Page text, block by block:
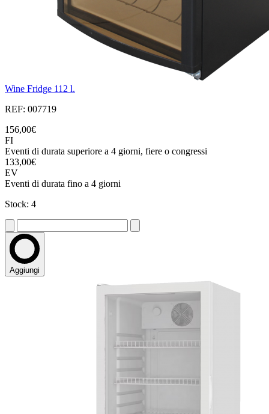
Wine Fridge 112 l.
REF: 007719
156,00€
FI
Eventi di durata superiore a 4 giorni, fiere o congressi
133,00€
EV
Eventi di durata fino a 4 giorni
Stock: 4
Aggiungi